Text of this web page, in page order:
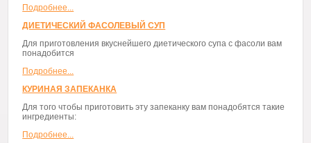
Подробнее...
ДИЕТИЧЕСКИЙ ФАСОЛЕВЫЙ СУП
Для приготовления вкуснейшего диетического супа с фасоли вам
понадобится
Подробнее...
КУРИНАЯ ЗАПЕКАНКА
Для того чтобы приготовить эту запеканку вам понадобятся такие
ингредиенты:
Подробнее...